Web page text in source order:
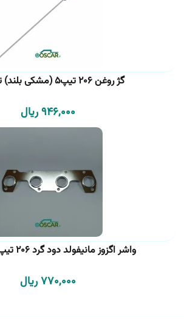
گژ روغن 206 تیپ5 (مشکی بلند) تی تی کا
946,000 ریال
واشر اگزوز مانیفولد دود گرد 206 تیپ2 تی تی کا
770,000 ریال